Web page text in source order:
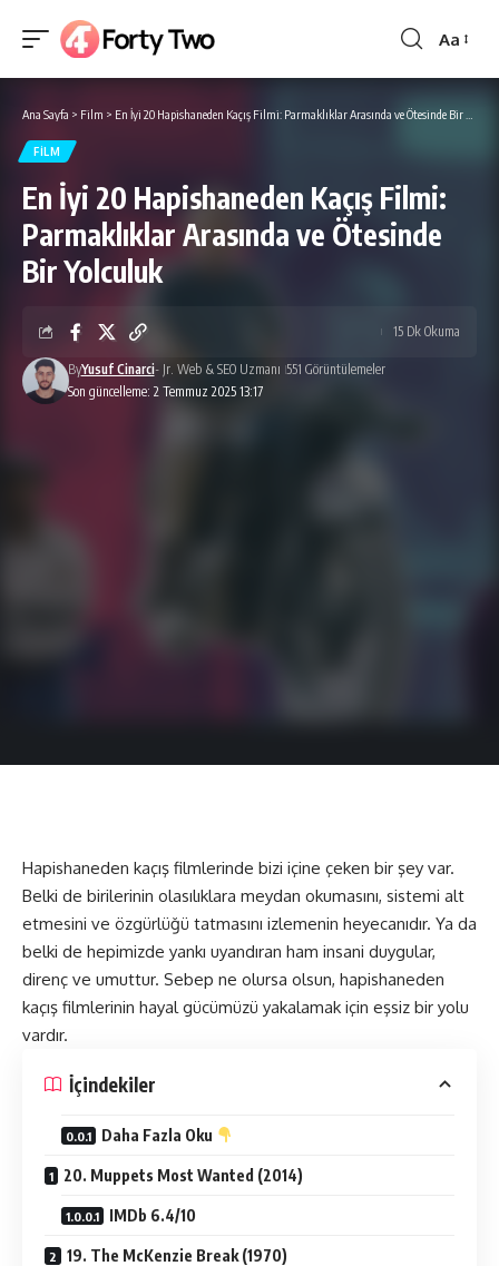
Yazı
Tipi
Aa
Ana Sayfa > Film > En İyi 20 Hapishaneden Kaçış Filmi: Parmaklıklar Arasında ve Ötesinde Bir Yolculuk
FILM
En İyi 20 Hapishaneden Kaçış Filmi:
Parmaklıklar Arasında ve Ötesinde
Bir Yolculuk
Son güncelleme: 2 Temmuz 2025 13:17
ByYusuf Cinarci- Jr. Web & SEO Uzmanı 551 Görüntülemeler
15 Dk Okuma
Hapishaneden kaçış filmlerinde bizi içine çeken bir şey var.
Belki de birilerinin olasılıklara meydan okumasını, sistemi alt
etmesini ve özgürlüğü tatmasını izlemenin heyecanıdır. Ya da
belki de hepimizde yankı uyandıran ham insani duygular,
direnç ve umuttur. Sebep ne olursa olsun, hapishaneden
kaçış filmlerinin hayal gücümüzü yakalamak için eşsiz bir yolu
vardır.
İçindekiler
Daha Fazla Oku
20. Muppets Most Wanted (2014)
IMDb 6.4/10
19. The McKenzie Break (1970)